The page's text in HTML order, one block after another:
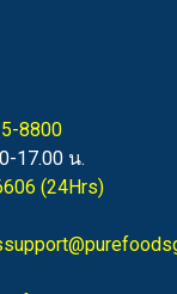
8800
17.00 น.
(24Hrs)